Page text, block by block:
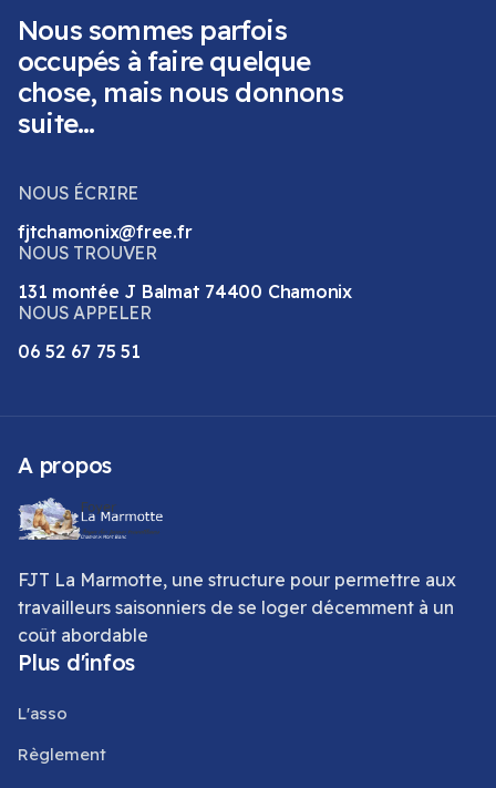
Nous sommes parfois
occupés à faire quelque
chose, mais nous donnons
suite...
NOUS ÉCRIRE
fjtchamonix@free.fr
NOUS TROUVER
131 montée J Balmat 74400 Chamonix
NOUS APPELER
06 52 67 75 51
A propos
FJT La Marmotte, une structure pour permettre aux
travailleurs saisonniers de se loger décemment à un
coût abordable
Plus d'infos
L'asso
Règlement